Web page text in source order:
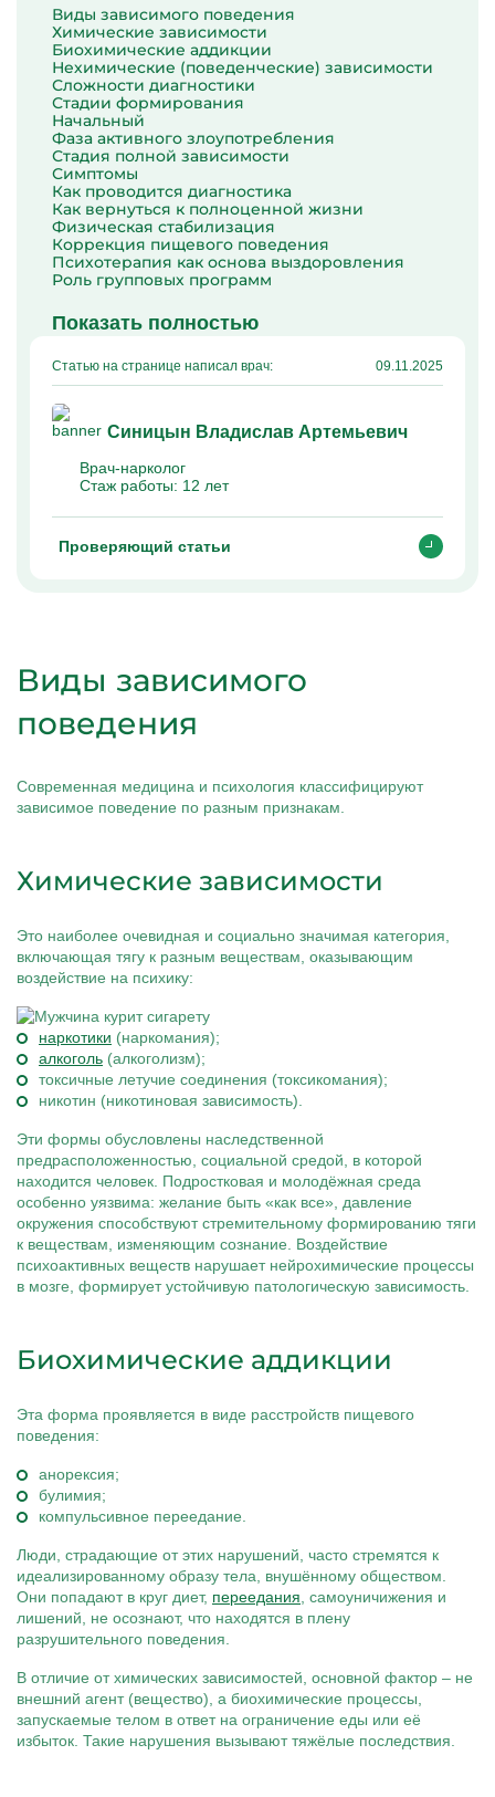
Капельницы Преднизолона
Цераксон капельница
Капельница Церебролизин
Капельница Мильгамма
Капельница Цефтриаксон
Капельница Ципрофлоксацин
Капельница Рингер
Виды зависимого поведения
Химические зависимости
Биохимические аддикции
Нехимические (поведенческие) зависимости
Сложности диагностики
Стадии формирования
Начальный
Фаза активного злоупотребления
Стадия полной зависимости
Симптомы
Как проводится диагностика
Как вернуться к полноценной жизни
Физическая стабилизация
Коррекция пищевого поведения
Психотерапия как основа выздоровления
Роль групповых программ
Показать полностью
Статью на странице написал врач: 09.11.2025
Синицын Владислав Артемьевич
Врач-нарколог
Стаж работы: 12 лет
Проверяющий статьи
Виды зависимого
поведения
Современная медицина и психология классифицируют
зависимое поведение по разным признакам.
Химические зависимости
Это наиболее очевидная и социально значимая категория,
включающая тягу к разным веществам, оказывающим
воздействие на психику:
наркотики (наркомания);
алкоголь (алкоголизм);
токсичные летучие соединения (токсикомания);
никотин (никотиновая зависимость).
Эти формы обусловлены наследственной
предрасположенностью, социальной средой, в которой
находится человек. Подростковая и молодёжная среда
особенно уязвима: желание быть «как все», давление
окружения способствуют стремительному формированию тяги
к веществам, изменяющим сознание. Воздействие
психоактивных веществ нарушает нейрохимические процессы
в мозге, формирует устойчивую патологическую зависимость.
Биохимические аддикции
Эта форма проявляется в виде расстройств пищевого
поведения:
анорексия;
булимия;
компульсивное переедание.
Люди, страдающие от этих нарушений, часто стремятся к
идеализированному образу тела, внушённому обществом.
Они попадают в круг диет, переедания , самоуничижения и
лишений, не осознают, что находятся в плену
разрушительного поведения.
В отличие от химических зависимостей, основной фактор – не
внешний агент (вещество), а биохимические процессы,
запускаемые телом в ответ на ограничение еды или её
избыток. Такие нарушения вызывают тяжёлые последствия.